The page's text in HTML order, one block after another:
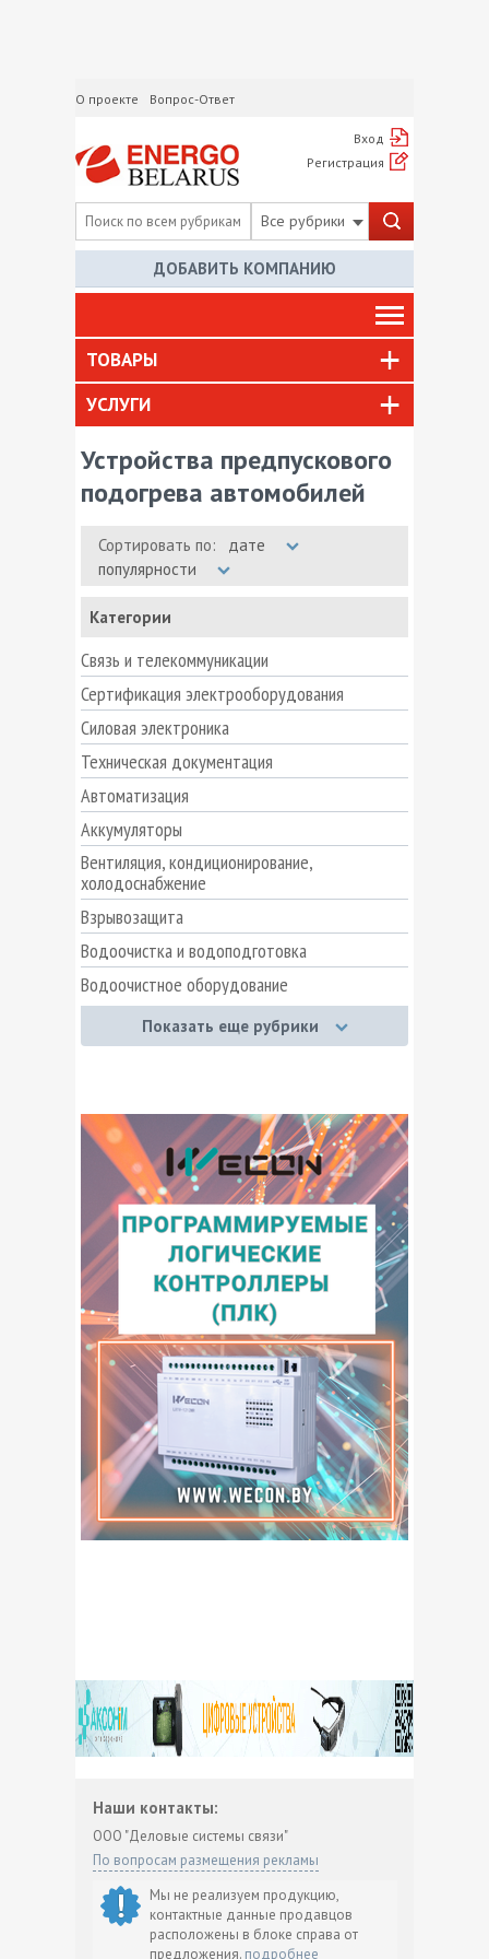
О проекте Вопрос-Ответ
Вход
Регистрация
Все рубрики
ДОБАВИТЬ КОМПАНИЮ
ТОВАРЫ
УСЛУГИ
Устройства предпускового
подогрева автомобилей
Сортировать по:
дате
популярности
Категории
Связь и телекоммуникации
Сертификация электрооборудования
Силовая электроника
Техническая документация
Автоматизация
Аккумуляторы
Вентиляция, кондиционирование,
холодоснабжение
Взрывозащита
Водоочистка и водоподготовка
Водоочистное оборудование
Высоковольтная аппаратура
Выставочные предприятия
Гидравлика и гидропривод
Грузоперевозки
Другие товары
Запорная арматура
Измерительные приборы
Изоляторы
Инженерно-техническая безопасность
Кабельная продукция
Компьютерная техника
Крановое электрооборудование
Металлопрокат
Насосное оборудование
Низковольтная аппаратура
Переработка
Приводная техника
Программное обеспечение
Противопожарное оборудование
Ремонтное оборудование
Сварочное оборудование
Светотехническая продукция
Силовые конденсаторы
Показать еще рубрики
Наши контакты:
ООО "Деловые системы связи"
По вопросам размещения рекламы
Мы не реализуем продукцию,
контактные данные продавцов
расположены в блоке справа от
предложения. подробнее